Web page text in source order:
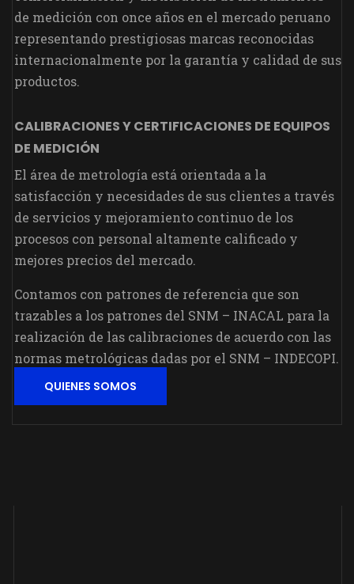
de medición con once años en el mercado peruano
representando prestigiosas marcas reconocidas
internacionalmente por la garantía y calidad de sus
productos.
CALIBRACIONES Y CERTIFICACIONES DE EQUIPOS
DE MEDICIÓN
El área de metrología está orientada a la
satisfacción y necesidades de sus clientes a través
de servicios y mejoramiento continuo de los
procesos con personal altamente calificado y
mejores precios del mercado.
Contamos con patrones de referencia que son
trazables a los patrones del SNM – INACAL para la
realización de las calibraciones de acuerdo con las
normas metrológicas dadas por el SNM – INDECOPI.
QUIENES SOMOS